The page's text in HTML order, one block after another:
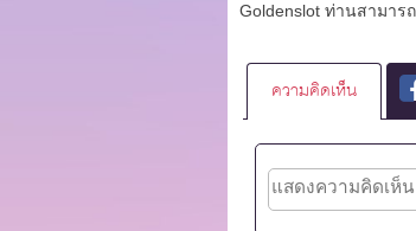
Goldenslotท่านสามาร
ความคิดเห็น